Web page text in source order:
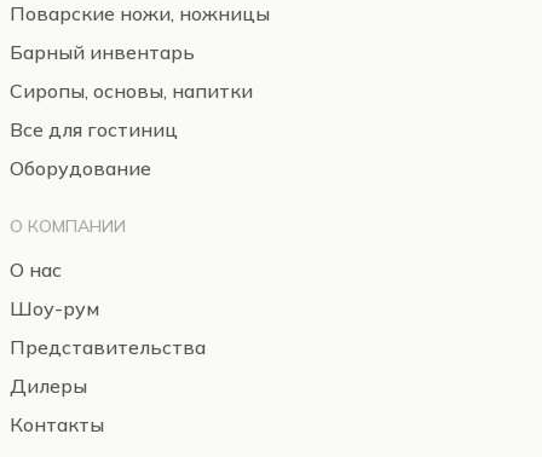
Поварские ножи, ножницы
Барный инвентарь
Сиропы, основы, напитки
Все для гостиниц
Оборудование
О КОМПАНИИ
О нас
Шоу-рум
Представительства
Дилеры
Контакты